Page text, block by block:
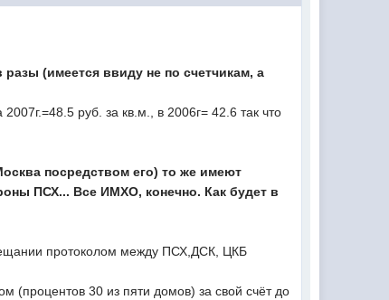
(имеется ввиду не по счетчикам, а
руб. за кв.м., в 2006г= 42.6 так что
посредством его) то же имеют
ПСХ... Все ИМХО, конечно. Как будет в
протоколом между ПСХ,ДСК, ЦКБ
(процентов 30 из пяти домов) за свой счёт до